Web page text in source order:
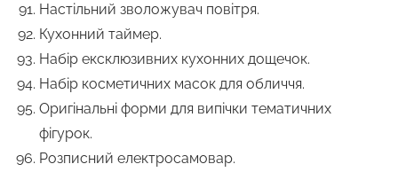
Настільний зволожувач повітря.
Кухонний таймер.
Набір ексклюзивних кухонних дощечок.
Набір косметичних масок для обличчя.
Оригінальні форми для випічки тематичних
фігурок.
Розписний електросамовар.